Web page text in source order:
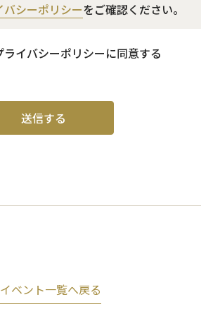
バシーポリシーをご確認ください。
イバシーポリシーに同意する
イベント一覧へ戻る